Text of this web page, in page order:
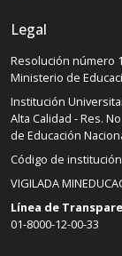
Legal
Resolución número
Ministerio de
Institución
Alta Calidad - Res.
de Educación
Código de
VIGILADA
Línea de
01-8000-12-00-33